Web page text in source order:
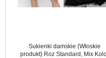
Sukienki damskie (Włoskie
produkt) Roz Standard, Mix